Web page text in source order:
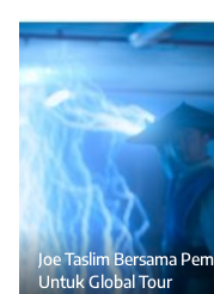
Joe Taslim Bersama
Untuk Global Tour